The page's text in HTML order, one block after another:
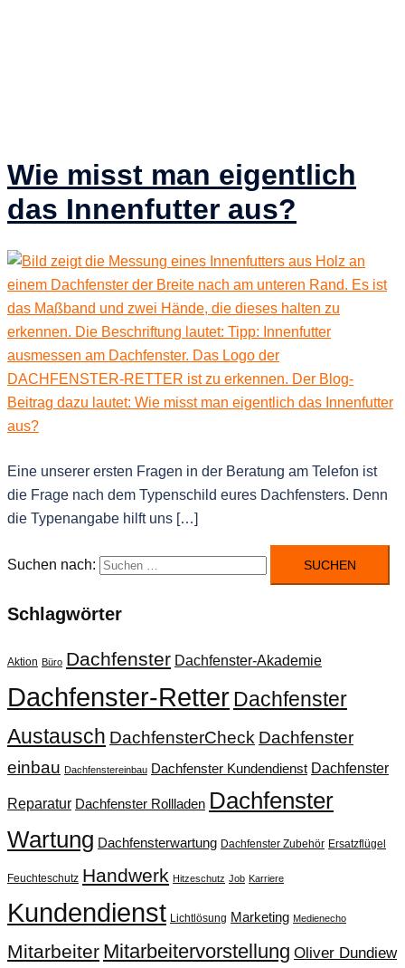
Wie misst man eigentlich
das Innenfutter aus?
Eine unserer ersten Fragen in der Beratung am Telefon ist
die Frage nach dem Typenschild eures Dachfensters. Denn
die Typenangabe hilft uns […]
Suchen nach:
Schlagwörter
Aktion Büro Dachfenster Dachfenster-Akademie
Dachfenster-RetterDachfenster
Austausch DachfensterCheck Dachfenster
einbau Dachfenstereinbau Dachfenster Kundendienst Dachfenster
Reparatur Dachfenster Rollladen Dachfenster
Wartung Dachfensterwartung Dachfenster Zubehör Ersatzflügel
Feuchteschutz Handwerk Hitzeschutz Job Karriere
Kundendienst Lichtlösung Marketing Medienecho
Mitarbeiter Mitarbeitervorstellung Oliver Dundiew